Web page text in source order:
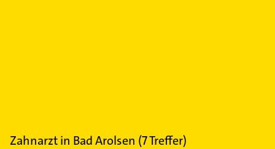
Zahnarztin Bad Arolsen (7Treffer)